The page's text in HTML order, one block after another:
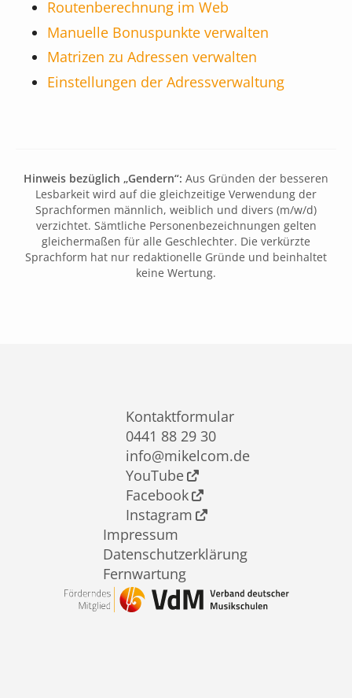
Routenberechnung im Web
Manuelle Bonuspunkte verwalten
Matrizen zu Adressen verwalten
Einstellungen der Adressverwaltung
Hinweis bezüglich „Gendern“: Aus Gründen der besseren
Lesbarkeit wird auf die gleichzeitige Verwendung der
Sprachformen männlich, weiblich und divers (m/w/d)
verzichtet. Sämtliche Personenbezeichnungen gelten
gleichermaßen für alle Geschlechter. Die verkürzte
Sprachform hat nur redaktionelle Gründe und beinhaltet
keine Wertung.
Kontaktformular
0441 88 29 30
info@mikelcom.de
YouTube
Facebook
Instagram
Impressum
Datenschutzerklärung
Fernwartung